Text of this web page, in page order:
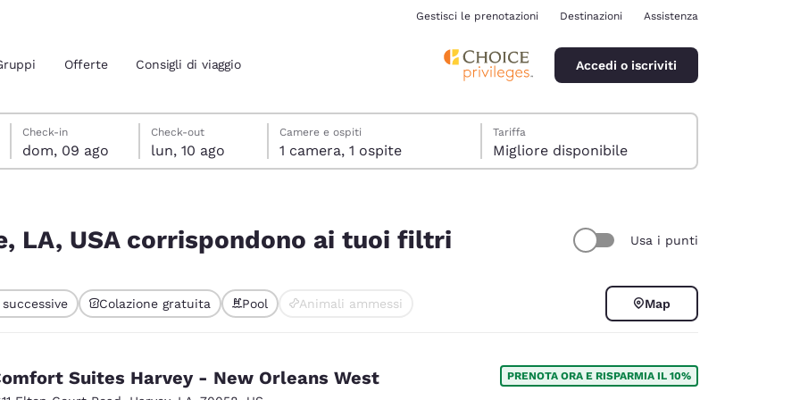
attuali
Español Español
Gestisci le prenotazioni Destinazioni Assistenza
Offerte Consigli di viaggio Accedi o iscriviti
domenica 9 agosto
Check-in
dom, 09 ago
lunedì 10 agosto
Check-out
lun, 10 ago
lunedì 10 agosto data di check-out selezionata
domenica 9 agosto data di check-in selezionata
Camere e ospiti
1 camera, 1 ospite
Tariffa
Migliore disponibile
LA, USA corrispondono ai tuoi filtri Usa i punti
Colazione gratuita Pool Animali ammessi Map
Suites Harvey - New Orleans West PRENOTA ORA E RISPARMIA IL 10%